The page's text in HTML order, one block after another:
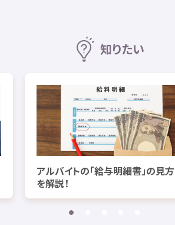
知りたい
アルバイトの「給与明細書」の見方
を解説！